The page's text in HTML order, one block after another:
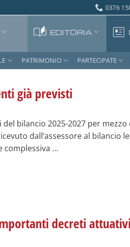
0376
EDITORIA
PATRIMONIO PARTECIPATE
già previsti
bilancio 2025-2027 per mezzo
dall’assessore al bilancio
complessiva …
decreti